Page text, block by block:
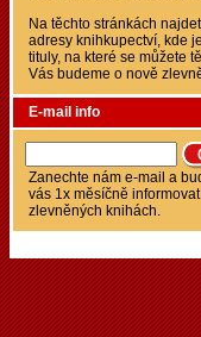
Na těchto stránkách
adresy knihkupectví, kde
tituly, na které se můžete
Vás budeme o nově
E-mail info
Zanechte nám e-mail a
vás 1x měsíčně
zlevněných knihách.